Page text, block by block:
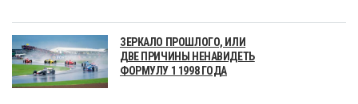
ЗЕРКАЛО ПРОШЛОГО, ИЛИ
ДВЕ ПРИЧИНЫ НЕНАВИДЕТЬ
ФОРМУЛУ 1 1998 ГОДА